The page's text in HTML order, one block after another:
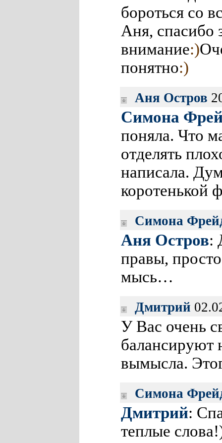
бороться со
Аня, спасибо
внимание:)
понятно:)
Аня Остров
Симона
поняла. Что
отделять
написала.
коротенькой
Симона
Аня Остров:
правы,
мысь…
Дмитрий
У Вас очень
балансируют
вымысла.
Симона
Дмитрий:
теплые